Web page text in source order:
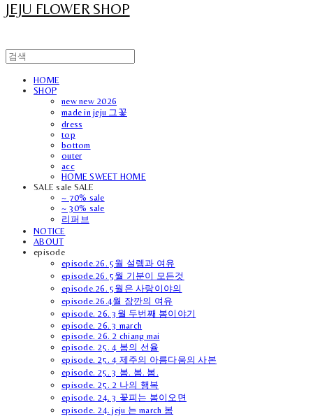
JEJU FLOWER SHOP
HOME
SHOP
new new 2026
made in jeju 그꽃
dress
top
bottom
outer
acc
HOME SWEET HOME
SALE sale SALE
~ 70% sale
~ 30% sale
리퍼브
NOTICE
ABOUT
episode
episode.26. 5월 설렘과 여유
episode.26. 5월 기분이 모든것
episode.26. 5월은 사랑이야의
episode.26.4월 잠깐의 여유
episode. 26. 3월 두번째 봄이야기
episode. 26. 3 march
episode. 26. 2 chiang mai
episode. 25. 4 봄의 선율
episode. 25. 4 제주의 아름다움의 사본
episode. 25. 3 봄. 봄. 봄.
episode. 25. 2 나의 행복
episode. 24. 3 꽃피는 봄이오면
episode. 24. jeju 는 march 봄